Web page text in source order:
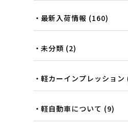
最新入荷情報 (160)
未分類 (2)
軽カーインプレッション
軽自動車について (9)